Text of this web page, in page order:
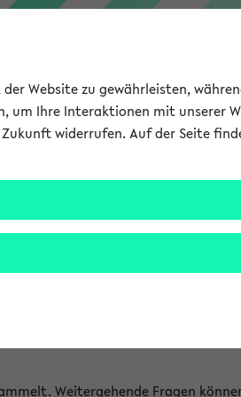
PEVZ
zur Verfügung gestellt. Alle
selbst gepflegt. Sie finden
Weitergehende Fragen
Website zu gewährleisten,
um Ihre Interaktionen mit unserer
widerrufen. Auf der Seite